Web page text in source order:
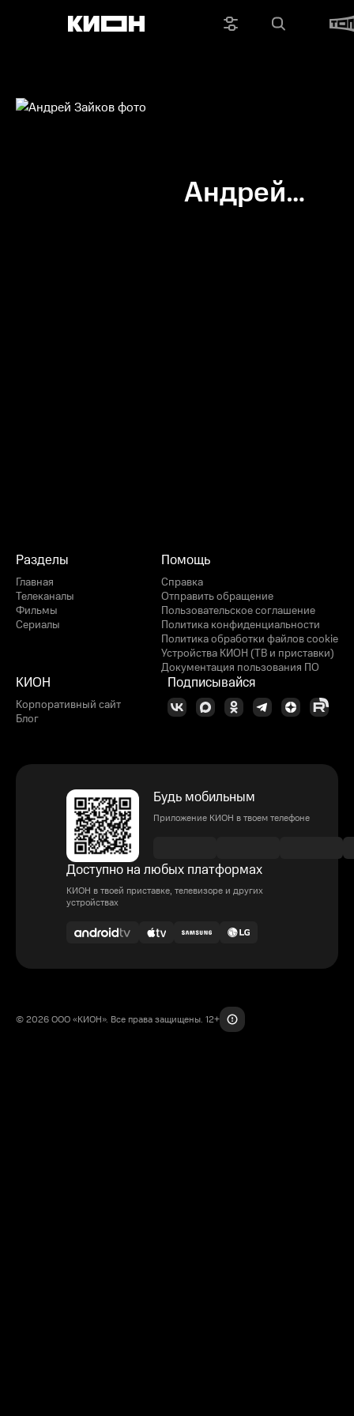
Андрей
Разделы
Главная
Телеканалы
Фильмы
Сериалы
Помощь
Справка
Отправить обращение
Пользовательское соглашение
Политика конфиденциальности
Политика обработки файлов cookie
Устройства КИОН (ТВ и приставки)
Документация пользования ПО
КИОН
Корпоративный сайт
Блог
Подписывайся
Будь мобильным
Приложение КИОН в твоем телефоне
Доступно на любых платформах
КИОН в твоей приставке, телевизоре и других
устройствах
© 2026 ООО «КИОН». Все права защищены. 12+